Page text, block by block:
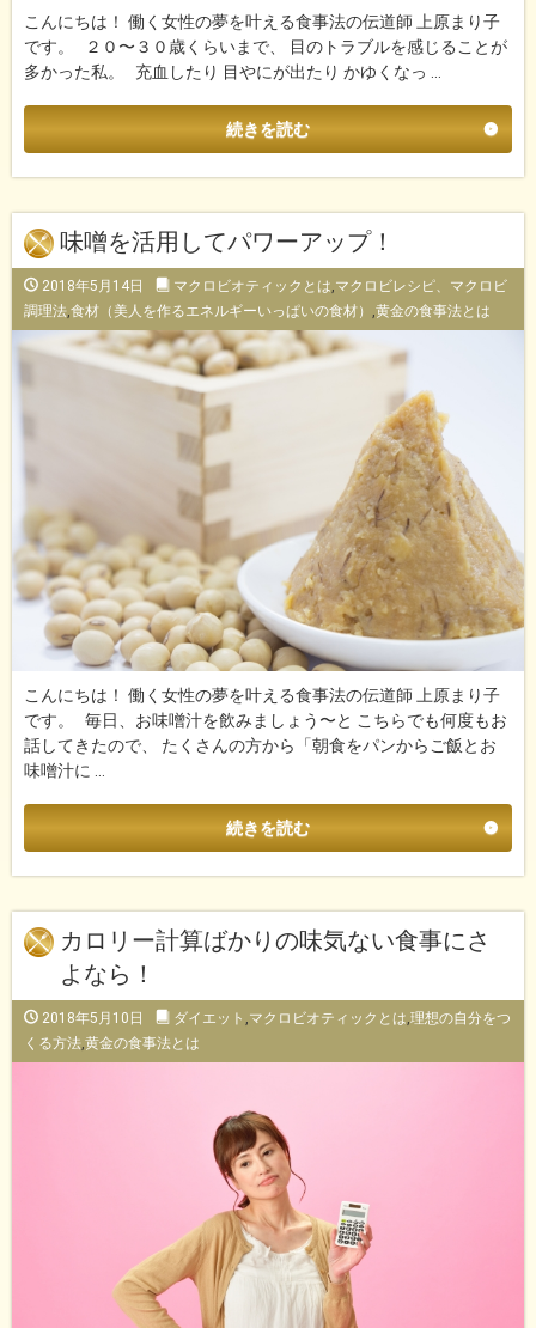
こんにちは！ 働く女性の夢を叶える食事法の伝道師 上原まり子
です。 ２０〜３０歳くらいまで、 目のトラブルを感じることが
多かった私。 充血したり 目やにが出たり かゆくなっ …
続きを読む
味噌を活用してパワーアップ！
2018年5月14日 マクロビオティックとは マクロビレシピ、マクロビ
調理法 食材（美人を作るエネルギーいっぱいの食材） 黄金の食事法とは
こんにちは！ 働く女性の夢を叶える食事法の伝道師 上原まり子
です。 毎日、お味噌汁を飲みましょう〜と こちらでも何度もお
話してきたので、 たくさんの方から「朝食をパンからご飯とお
味噌汁に …
続きを読む
カロリー計算ばかりの味気ない食事にさ
よなら！
2018年5月10日 ダイエット ,マクロビオティックとは,理想の自分をつ
くる方法,黄金の食事法とは